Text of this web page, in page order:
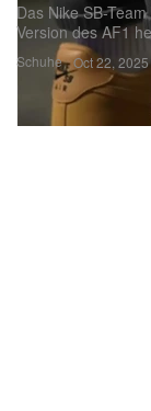
Schuhe
Das Nike SB-
Version des AF1
Oct 22, 2025